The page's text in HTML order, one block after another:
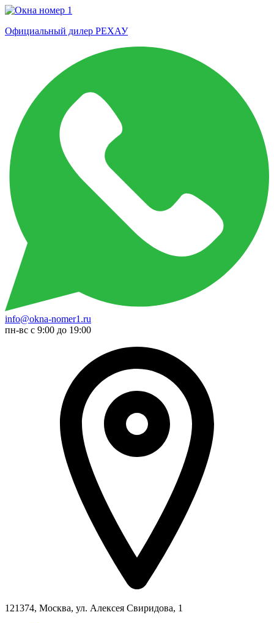
Официальный дилер РЕХАУ
info@okna-nomer1.ru
пн-вс с 9:00 до 19:00
121374, Москва, ул. Алексея Свиридова, 1